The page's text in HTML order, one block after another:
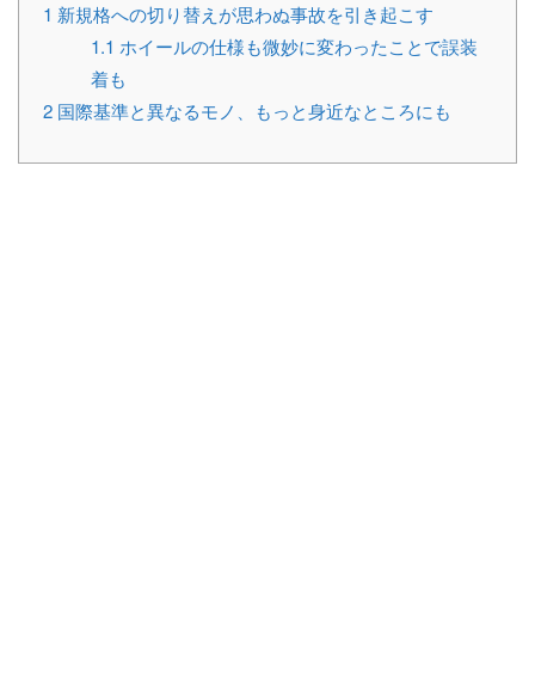
1 新規格への切り替えが思わぬ事故を引き起こす
1.1 ホイールの仕様も微妙に変わったことで誤装
着も
2 国際基準と異なるモノ、もっと身近なところにも